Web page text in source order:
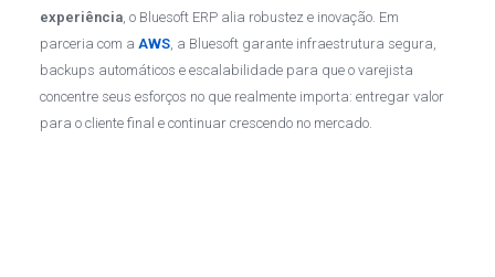
experiência, o Bluesoft ERP alia robustez e inovação. Em
parceria com a AWS, a Bluesoft garante infraestrutura segura,
backups automáticos e escalabilidade para que o varejista
concentre seus esforços no que realmente importa: entregar valor
para o cliente final e continuar crescendo no mercado.